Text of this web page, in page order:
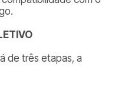
de três etapas, a